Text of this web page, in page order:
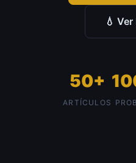
💧
50+
ARTÍCULOS